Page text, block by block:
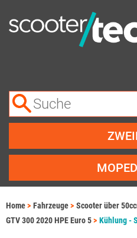
Home Fahrzeuge Scooter über
GTV 300 2020 HPE Euro 5
Kühlung -